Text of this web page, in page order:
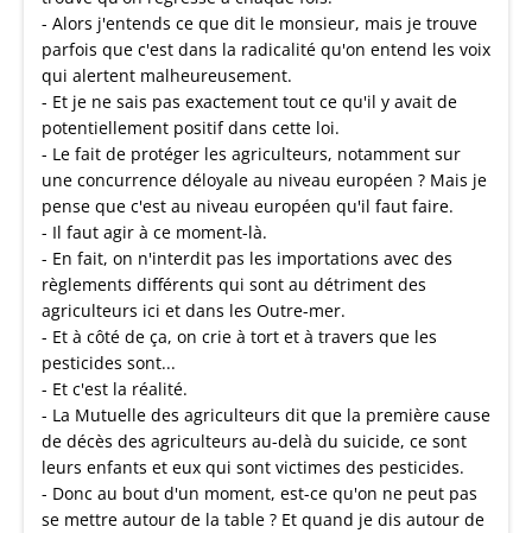
- Alors j'entends ce que dit le monsieur, mais je trouve
parfois que c'est dans la radicalité qu'on entend les voix
qui alertent malheureusement.
- Et je ne sais pas exactement tout ce qu'il y avait de
potentiellement positif dans cette loi.
- Le fait de protéger les agriculteurs, notamment sur
une concurrence déloyale au niveau européen ? Mais je
pense que c'est au niveau européen qu'il faut faire.
- Il faut agir à ce moment-là.
- En fait, on n'interdit pas les importations avec des
règlements différents qui sont au détriment des
agriculteurs ici et dans les Outre-mer.
- Et à côté de ça, on crie à tort et à travers que les
pesticides sont...
- Et c'est la réalité.
- La Mutuelle des agriculteurs dit que la première cause
de décès des agriculteurs au-delà du suicide, ce sont
leurs enfants et eux qui sont victimes des pesticides.
- Donc au bout d'un moment, est-ce qu'on ne peut pas
se mettre autour de la table ? Et quand je dis autour de